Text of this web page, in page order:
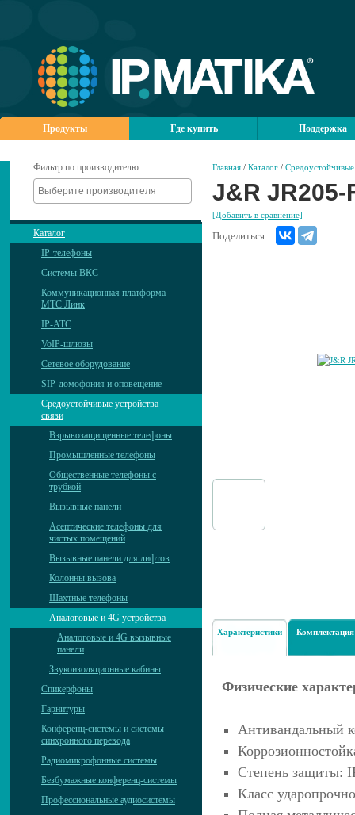
Продукты Где купить Поддержка
Фильтр по производителю:
Каталог
IP-телефоны
Системы ВКС
Коммуникационная платформа
МТС Линк
IP-АТС
VoIP-шлюзы
Сетевое оборудование
SIP-домофония и оповещение
Средоустойчивые устройства
связи
Взрывозащищенные телефоны
Промышленные телефоны
Общественные телефоны с
трубкой
Вызывные панели
Асептические телефоны для
чистых помещений
Вызывные панели для лифтов
Колонны вызова
Шахтные телефоны
Аналоговые и 4G устройства
Аналоговые и 4G вызывные
панели
Звукоизоляционные кабины
Спикерфоны
Гарнитуры
Конференц-системы и системы
синхронного перевода
Радиомикрофонные системы
Безбумажные конференц-системы
Профессиональные аудиосистемы
Главная / Каталог / Средоустойчивые
J&R JR205-
[Добавить в сравнение]
Поделиться:
Характеристики Комплектация
Физические
Антивандальный
Степень защиты:
Класс